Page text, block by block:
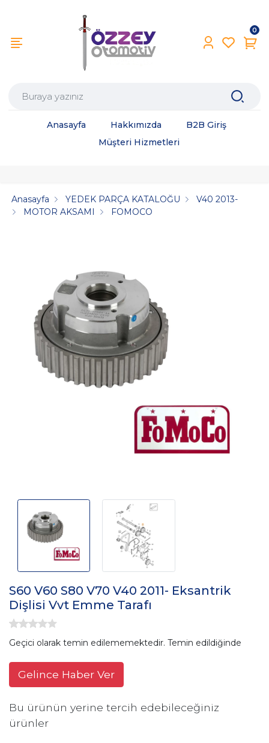
0
Anasayfa Hakkımızda
B2B Giriş
Müşteri Hizmetleri
Anasayfa YEDEK PARÇA KATALOĞU
V40 2013-
MOTOR AKSAMI
FOMOCO
S60 V60 S80 V70 V40 2011- Eksantrik
Dişlisi Vvt Emme Tarafı
Geçici olarak temin edilememektedir. Temin edildiğinde
Gelince Haber Ver
Bu ürünün yerine tercih edebileceğiniz
ürünler